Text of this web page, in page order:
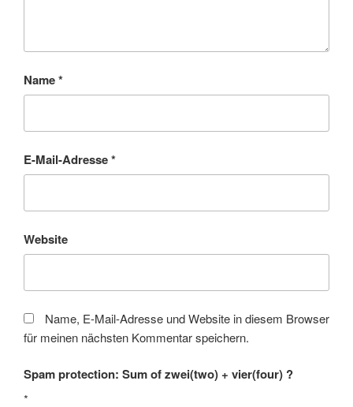
Name*
E-Mail-Adresse*
Website
Name, E-Mail-Adresse und Website in diesem Browser
für meinen nächsten Kommentar speichern.
Spam protection: Sum of zwei(two) + vier(four) ?
*